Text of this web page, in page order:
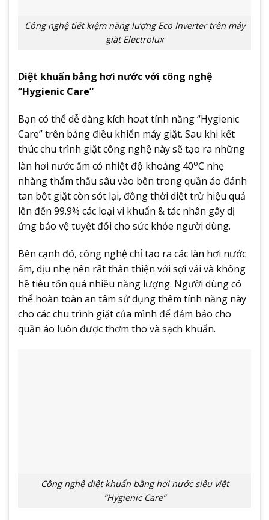
Công nghệ tiết kiệm năng lượng Eco Inverter trên máy
giặt Electrolux
Diệt khuẩn bằng hơi nước với công nghệ
“Hygienic Care”
Bạn có thể dễ dàng kích hoạt tính năng “Hygienic
Care” trên bảng điều khiển máy giặt. Sau khi kết
thúc chu trình giặt công nghệ này sẽ tạo ra những
làn hơi nước ấm có nhiệt độ khoảng 40oC nhẹ
nhàng thẩm thấu sâu vào bên trong quần áo đánh
tan bột giặt còn sót lại, đồng thời diệt trừ hiệu quả
lên đến 99.9% các loại vi khuẩn & tác nhân gây dị
ứng bảo vệ tuyệt đối cho sức khỏe người dùng.
Bên cạnh đó, công nghệ chỉ tạo ra các làn hơi nước
ấm, dịu nhẹ nên rất thân thiện với sợi vải và không
hề tiêu tốn quá nhiều năng lượng. Người dùng có
thể hoàn toàn an tâm sử dụng thêm tính năng này
cho các chu trình giặt của mình để đảm bảo cho
quần áo luôn được thơm tho và sạch khuẩn.
Công nghệ diệt khuẩn bằng hơi nước siêu việt
“Hygienic Care”